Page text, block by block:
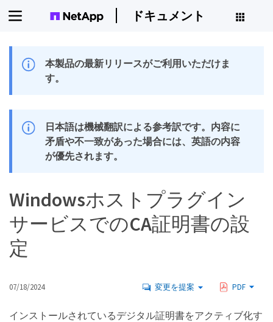
ドキュメント
本製品の最新リリースがご利用いただけま
す。
日本語は機械翻訳による参考訳です。内容に
矛盾や不一致があった場合には、英語の内容
が優先されます。
Windowsホストプラグイン
サービスでのCA証明書の設
定
07/18/2024 変更を提案 PDF
インストールされているデジタル証明書をアクティブ化す